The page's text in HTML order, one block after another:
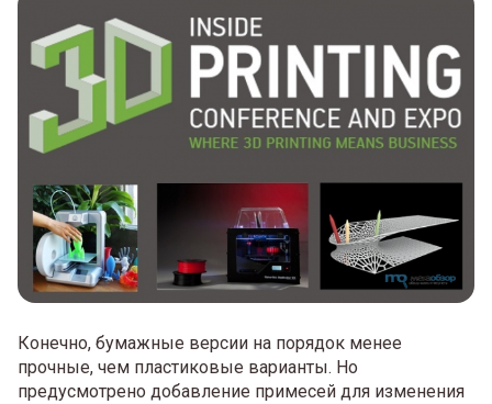
Конечно, бумажные версии на порядок менее
прочные, чем пластиковые варианты. Но
предусмотрено добавление примесей для изменения